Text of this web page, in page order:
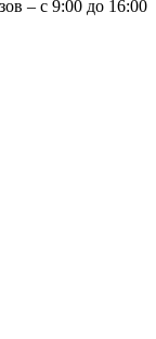
– с 9:00 до 16:00